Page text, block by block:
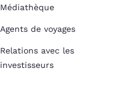
Médiathèque
Agents de voyages
Relations avec les
investisseurs